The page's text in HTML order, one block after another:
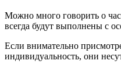
Можно много говорить о
всегда будут выполнены с
Если внимательно
индивидуальность, они